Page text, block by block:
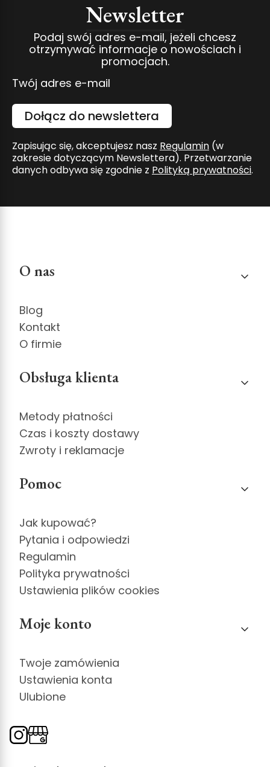
Newsletter
Podaj swój adres e-mail, jeżeli chcesz
otrzymywać informacje o nowościach i
promocjach.
Twój adres e-mail
Dołącz do newslettera
Zapisując się, akceptujesz nasz Regulamin (w
zakresie dotyczącym Newslettera). Przetwarzanie
danych odbywa się zgodnie z Polityką prywatności.
Linki w stopce
O nas
Blog
Kontakt
O firmie
Obsługa klienta
Metody płatności
Czas i koszty dostawy
Zwroty i reklamacje
Pomoc
Jak kupować?
Pytania i odpowiedzi
Regulamin
Polityka prywatności
Ustawienia plików cookies
Moje konto
Twoje zamówienia
Ustawienia konta
Ulubione